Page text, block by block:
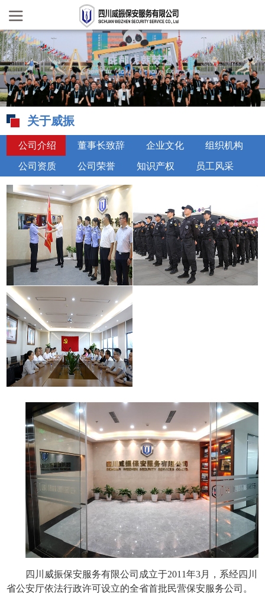
关于威振
公司介绍 董事长致辞 企业文化 组织机构
公司资质 公司荣誉 知识产权 员工风采
四川威振保安服务有限公司成立于2011年3月，系经四川
省公安厅依法行政许可设立的全省首批民营保安服务公司。